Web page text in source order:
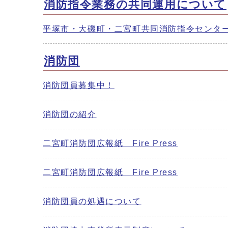
消防指令業務の共同運用について
平塚市・大磯町・二宮町共同消防指令センタ
消防団
消防団員募集中！
消防団の紹介
二宮町消防団広報紙 Fire Press
二宮町消防団広報紙 Fire Press
消防団員の処遇について